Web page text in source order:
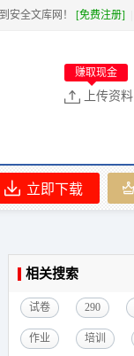
安全文库网！ [免费注册]
上传资料
赚取现金
立即下载
相关搜索
试卷 290
作业 培训